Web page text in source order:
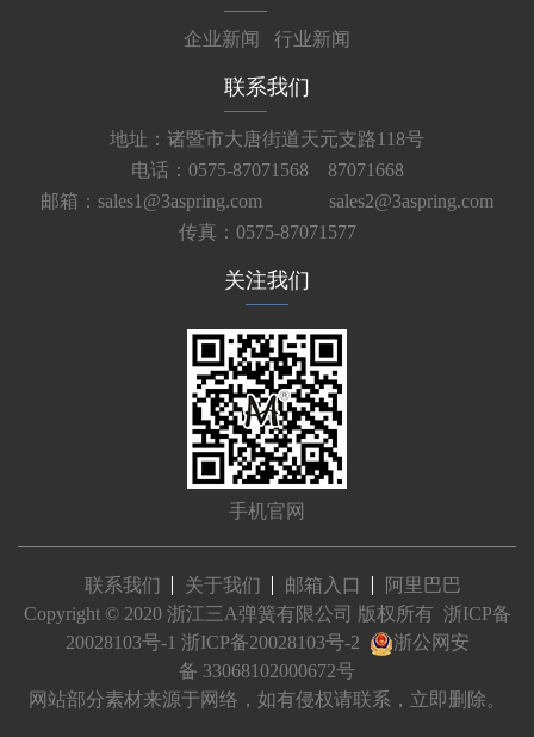
企业新闻 行业新闻
联系我们
地址：诸暨市大唐街道天元支路118号
电话：0575-87071568 87071668
邮箱：sales1@3aspring.com
sales2@3aspring.com
传真：0575-87071577
关注我们
手机官网
联系我们 关于我们 邮箱入口
阿里巴巴
Copyright © 2020 浙江三A弹簧有限公司 版权所有 浙ICP备
20028103号-1 浙ICP备20028103号-2
浙公网安
备 33068102000672号
网站部分素材来源于网络，如有侵权请联系，立即删除。